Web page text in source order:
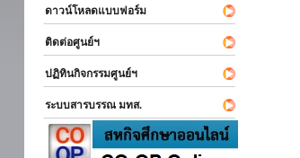
ดาวน์โหลดแบบฟอร์ม
ติดต่อศูนย์ฯ
ปฏิทินกิจกรรมศูนย์ฯ
ระบบสารบรรณ มทส.